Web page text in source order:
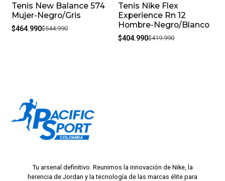
-15%
Tenis New Balance 574
Mujer-Negro/Gris
$464.990$544.990
-4%
Tenis Nike Flex
Experience Rn 12
Hombre-Negro/Blanco
$404.990$419.990
Tu arsenal definitivo. Reunimos la innovación de Nike, la
herencia de Jordan y la tecnología de las marcas élite para